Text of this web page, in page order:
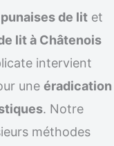
de lit et
lit à Châtenois
intervient
une éradication
. Notre
méthodes